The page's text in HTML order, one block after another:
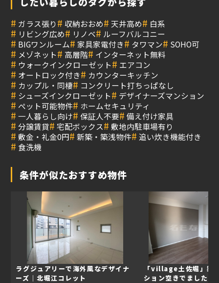
# ガラス張り# 収納おおめ# 天井高め# 白系
# リビング広め# リノベ# ルーフバルコニー
# BIGワンルーム# 家具家電付き# タワマン# SOHO可
# メゾネット# 高層階# インターネット無料
# ウォークインクローゼット# エアコン
# オートロック付き# カウンターキッチン
# カップル・同棲# コンクリート打ちっぱなし
# シューズインクローゼット# デザイナーズマンション
# ペット可能物件# ホームセキュリティ
# 一人暮らし向け# 保証人不要# 備え付け家具
# 分譲賃貸# 宅配ボックス# 敷地内駐車場有り
# 敷金・礼金0円# 新築・築浅物件# 追い炊き機能付き
# 食洗機
条件が似たおすすめ物件
ラグジュアリーで海外風なデザイナ
ーズ｜北堀江コレット
「village土佐堀」築
ション空きでました！